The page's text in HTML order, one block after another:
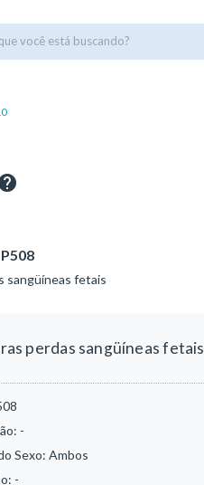
você está buscando?
sangüíneas fetais
perdas sangüíneas fetais
-
Sexo: Ambos
-